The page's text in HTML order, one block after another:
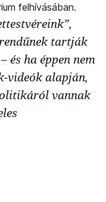
felhívásában.
tartják
és ha éppen nem
videók alapján,
vannak